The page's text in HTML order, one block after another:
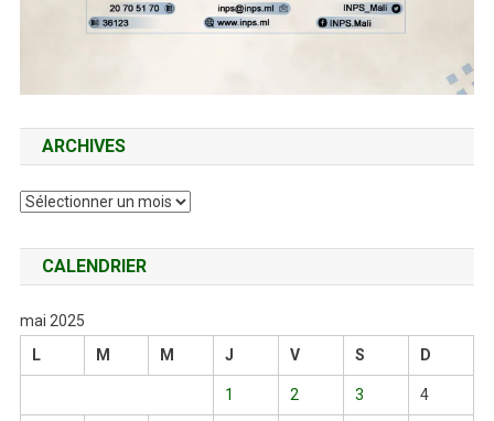
ARCHIVES
Archives
CALENDRIER
mai 2025
L
M M J V S D
1 2 3 4